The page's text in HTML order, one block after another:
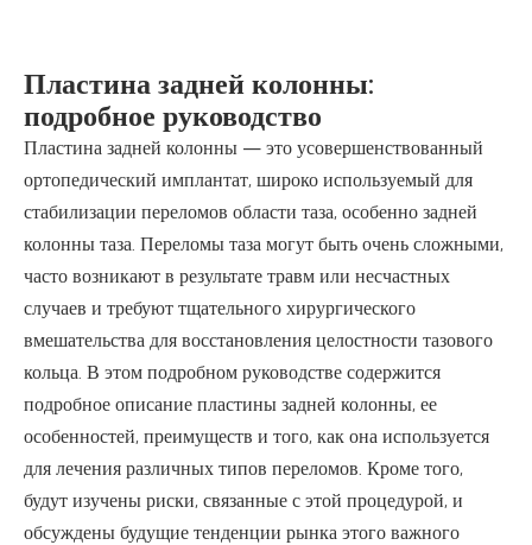
Пластина задней колонны:
подробное руководство
Пластина задней колонны — это усовершенствованный
ортопедический имплантат, широко используемый для
стабилизации переломов области таза, особенно задней
колонны таза. Переломы таза могут быть очень сложными,
часто возникают в результате травм или несчастных
случаев и требуют тщательного хирургического
вмешательства для восстановления целостности тазового
кольца. В этом подробном руководстве содержится
подробное описание пластины задней колонны, ее
особенностей, преимуществ и того, как она используется
для лечения различных типов переломов. Кроме того,
будут изучены риски, связанные с этой процедурой, и
обсуждены будущие тенденции рынка этого важного